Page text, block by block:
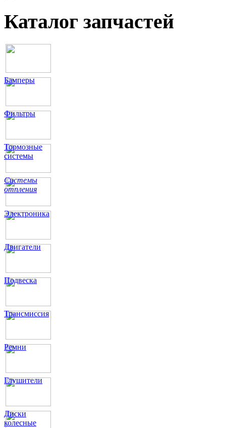
Каталог запчастей
Бамперы
Фильтры
Тормозные
системы
Системы
отпления
Электроника
Двигатели
Подвеска
Трансмиссия
Ремни
Глушители
Диски
колесные